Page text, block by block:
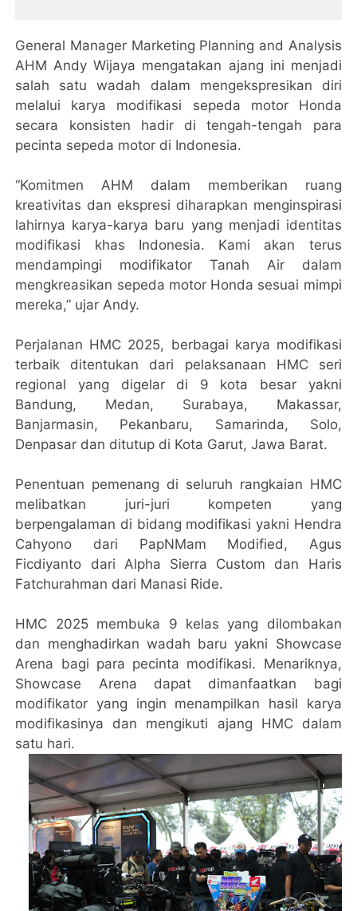
General Manager Marketing Planning and Analysis
AHM Andy Wijaya mengatakan ajang ini menjadi
salah satu wadah dalam mengekspresikan diri
melalui karya modifikasi sepeda motor Honda
secara konsisten hadir di tengah-tengah para
pecinta sepeda motor di Indonesia.
“Komitmen AHM dalam memberikan ruang
kreativitas dan ekspresi diharapkan menginspirasi
lahirnya karya-karya baru yang menjadi identitas
modifikasi khas Indonesia. Kami akan terus
mendampingi modifikator Tanah Air dalam
mengkreasikan sepeda motor Honda sesuai mimpi
mereka,” ujar Andy.
Perjalanan HMC 2025, berbagai karya modifikasi
terbaik ditentukan dari pelaksanaan HMC seri
regional yang digelar di 9 kota besar yakni
Bandung, Medan, Surabaya, Makassar,
Banjarmasin, Pekanbaru, Samarinda, Solo,
Denpasar dan ditutup di Kota Garut, Jawa Barat.
Penentuan pemenang di seluruh rangkaian HMC
melibatkan juri-juri kompeten yang
berpengalaman di bidang modifikasi yakni Hendra
Cahyono dari PapNMam Modified, Agus
Ficdiyanto dari Alpha Sierra Custom dan Haris
Fatchurahman dari Manasi Ride.
HMC 2025 membuka 9 kelas yang dilombakan
dan menghadirkan wadah baru yakni Showcase
Arena bagi para pecinta modifikasi. Menariknya,
Showcase Arena dapat dimanfaatkan bagi
modifikator yang ingin menampilkan hasil karya
modifikasinya dan mengikuti ajang HMC dalam
satu hari.